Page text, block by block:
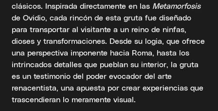
clásicos. Inspirada directamente en las Metamorfosis
de Ovidio, cada rincón de esta gruta fue diseñado
para transportar al visitante a un reino de ninfas,
dioses y transformaciones. Desde su logia, que ofrece
una perspectiva imponente hacia Roma, hasta los
intrincados detalles que pueblan su interior, la gruta
es un testimonio del poder evocador del arte
renacentista, una apuesta por crear experiencias que
trascendieran lo meramente visual.